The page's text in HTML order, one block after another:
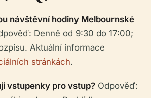
návštěvní hodiny Melbournské
Denně od 9:30 do 17:00;
Aktuální informace
stránkách.
vstupenky pro vstup? Odpověď: